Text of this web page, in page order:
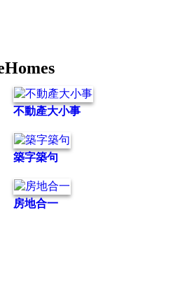
不動產大小事
築字築句
房地合一